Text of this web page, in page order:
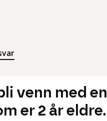
venn med en
er 2 år eldre.